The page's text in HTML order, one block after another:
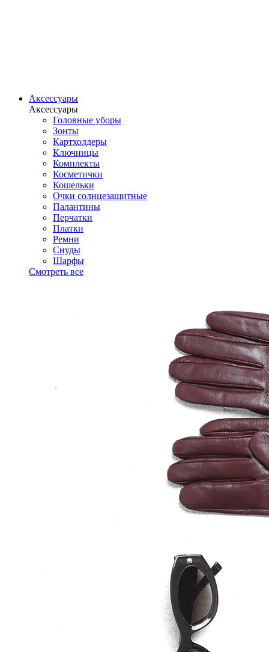
Аксессуары
Аксессуары
Головные уборы
Зонты
Картхолдеры
Ключницы
Комплекты
Косметички
Кошельки
Очки солнцезащитные
Палантины
Перчатки
Платки
Ремни
Снуды
Шарфы
Смотреть все